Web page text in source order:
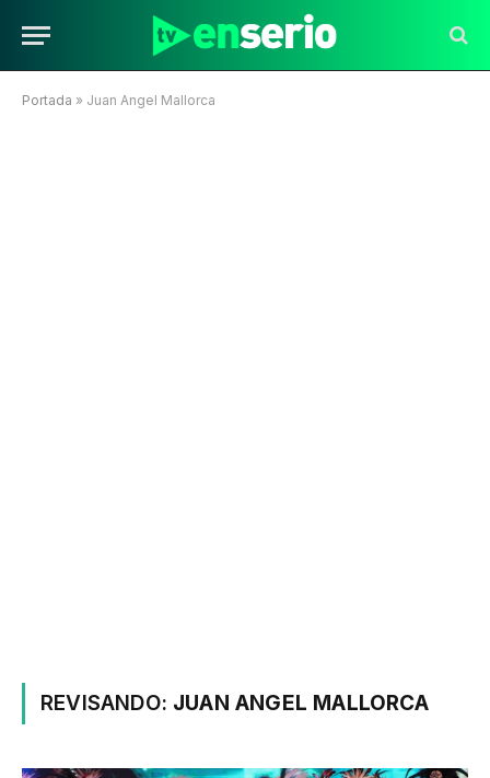
Portada » Juan Angel Mallorca
REVISANDO: JUAN ANGEL MALLORCA